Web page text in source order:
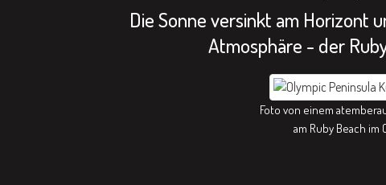
Die Sonne versinkt am Horizont
Atmosphäre - der
Foto von einem
am Ruby Beach im